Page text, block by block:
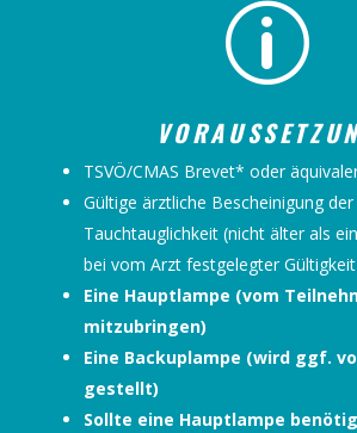
p
TSVÖ/CMAS Brevet* oder
Gültige ärztliche Bescheinigung der
Tauchtauglichkeit (nicht älter als
bei vom Arzt festgelegter
Eine Hauptlampe (vom
mitzubringen)
Eine Backuplampe (wird ggf.
gestellt)
Sollte eine Hauptlampe